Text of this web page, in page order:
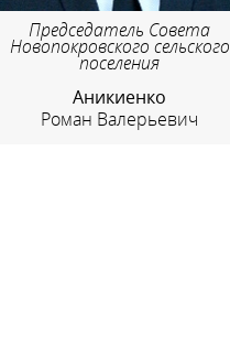
Председатель Совета
Новопокровского сельского
поселения
Аникиенко
Роман Валерьевич